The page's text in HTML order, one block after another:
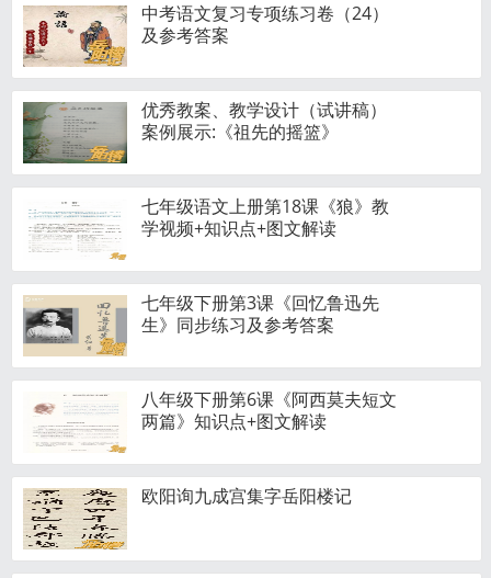
中考语文复习专项练习卷（24）
及参考答案
优秀教案、教学设计（试讲稿）
案例展示:《祖先的摇篮》
七年级语文上册第18课《狼》教
学视频+知识点+图文解读
七年级下册第3课《回忆鲁迅先
生》同步练习及参考答案
八年级下册第6课《阿西莫夫短文
两篇》知识点+图文解读
欧阳询九成宫集字岳阳楼记